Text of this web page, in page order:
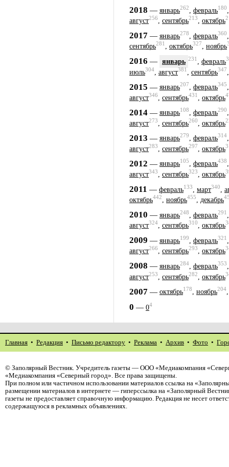
2018 — январь262 февраль180
август256, сентябрь213, октябрь
2017 — январь278 февраль360
сентябрь281, октябрь327, ноябрь
2016 — январь 231 февраль
июль304 август381 сентябрь347
2015 — январь207, февраль345
август346 сентябрь431 октябрь
2014 — январь108, февраль290
август273 сентябрь260 октябрь
2013 — январь279, февраль314
август283 сентябрь297 октябрь
2012 — январь105, февраль438
август343, сентябрь323, октябрь
2011 — февраль133 март340
октябрь442, ноябрь455, декабрь
2010 — январь248 февраль291
август324, сентябрь310, октябрь
2009 — январь199 февраль321
август266, сентябрь293, октябрь
2008 — январь284 февраль353
август253 сентябрь282 октябрь
2007 — октябрь178, ноябрь204
0 — 04
Главная • Редакция • Письмо редактору • Реклама • Архив • Фото •
© Заполярный Вестник. Учредитель газеты — ООО «Медиакомпания
«Медиакомпания «Северный город». Все права защищены.
При полном или частичном использовании материалов ссылка на
размещении материалов в интернете — гиперссылка на «Заполярный
газеты не предоставляет справочную информацию. Редакция не несет
содержащуюся в рекламных объявлениях.